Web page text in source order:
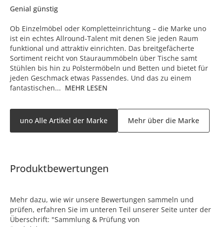
Genial günstig
Ob Einzelmöbel oder Kompletteinrichtung – die Marke uno
ist ein echtes Allround-Talent mit denen Sie jeden Raum
funktional und attraktiv einrichten. Das breitgefächerte
Sortiment reicht von Stauraummöbeln über Tische samt
Stühlen bis hin zu Polstermöbeln und Betten und bietet für
jeden Geschmack etwas Passendes. Und das zu einem
fantastischen... MEHR LESEN
uno Alle Artikel der Marke Mehr über die Marke
Produktbewertungen
Mehr dazu, wie wir unsere Bewertungen sammeln und
prüfen, erfahren Sie im unteren Teil unserer Seite unter der
Überschrift: "Sammlung & Prüfung von